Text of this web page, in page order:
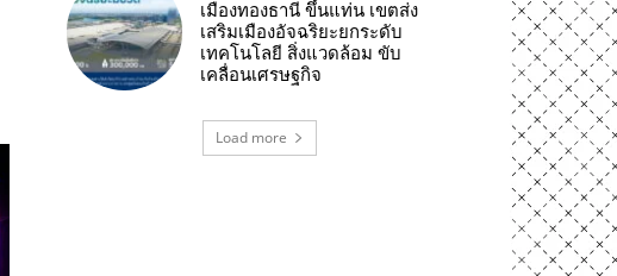
เมืองทองธานี ขึ้นแท่น เขตส่ง
เสริมเมืองอัจฉริยะยกระดับ
เทคโนโลยี สิ่งแวดล้อม ขับ
เคลื่อนเศรษฐกิจ
Load more